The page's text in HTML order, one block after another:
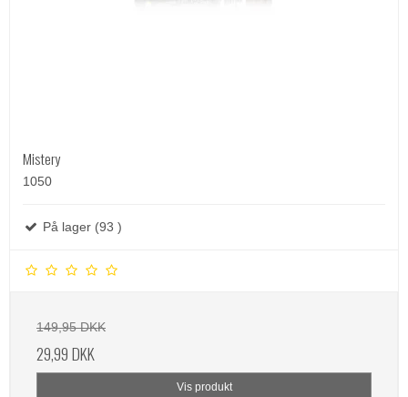
Mistery
1050
På lager (93 )
149,95 DKK
29,99 DKK
Vis produkt